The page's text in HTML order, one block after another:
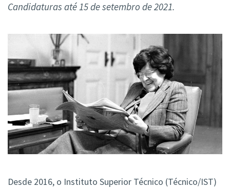
Candidaturas até 15 de setembro de 2021.
Desde 2016, o Instituto Superior Técnico (Técnico/IST)